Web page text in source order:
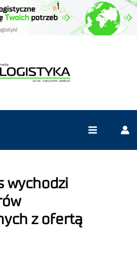
wychodzi
z ofertą